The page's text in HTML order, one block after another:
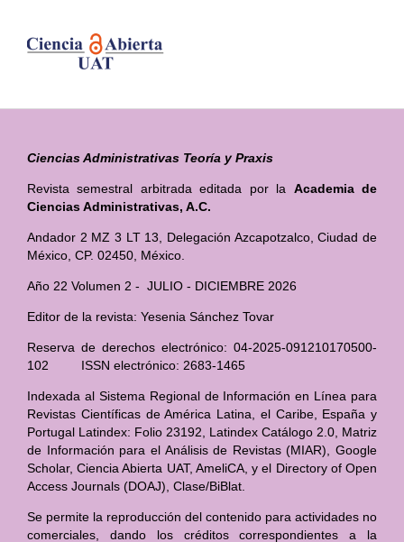
Ciencias Administrativas Teoría y Praxis
Revista semestral arbitrada editada por la Academia de
Ciencias Administrativas, A.C.
Andador 2 MZ 3 LT 13, Delegación Azcapotzalco, Ciudad de
México, CP. 02450, México.
Año 22 Volumen 2 - JULIO - DICIEMBRE 2026
Editor de la revista: Yesenia Sánchez Tovar
Reserva de derechos electrónico: 04-2025-091210170500-
102 ISSN electrónico: 2683-1465
Indexada al Sistema Regional de Información en Línea para
Revistas Científicas de América Latina, el Caribe, España y
Portugal Latindex: Folio 23192, Latindex Catálogo 2.0, Matriz
de Información para el Análisis de Revistas (MIAR), Google
Scholar, Ciencia Abierta UAT, AmeliCA, y el Directory of Open
Access Journals (DOAJ), Clase/BiBlat.
Se permite la reproducción del contenido para actividades no
comerciales, dando los créditos correspondientes a la